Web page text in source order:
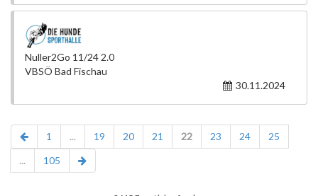
Nuller2Go 11/24 2.0
VBSÖ Bad Fischau
30.11.2024
1 ... 19 20 21 22 23 24
25
...
105